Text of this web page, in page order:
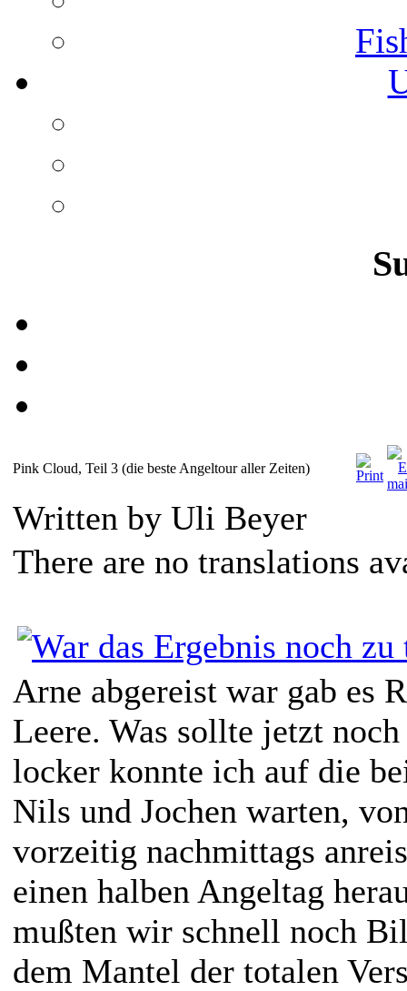
Pink Cloud, Teil 3 (die beste Angeltour aller Zeiten)
Written by Uli Beyer
There are no translations
Arne abgereist war gab es
Leere. Was sollte jetzt noch
locker konnte ich auf die
Nils und Jochen warten,
vorzeitig nachmittags
einen halben Angeltag
mußten wir schnell noch
dem Mantel der totalen